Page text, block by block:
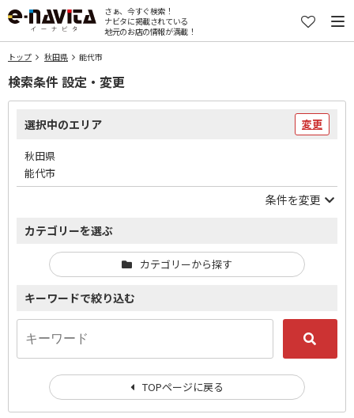
さぁ、今すぐ検索！
ナビタに掲載されている
地元のお店の情報が満載！
トップ 秋田県 能代市
検索条件 設定・変更
選択中のエリア 変更
秋田県
能代市
条件を変更
カテゴリーを選ぶ
カテゴリーから探す
キーワードで絞り込む
TOPページに戻る